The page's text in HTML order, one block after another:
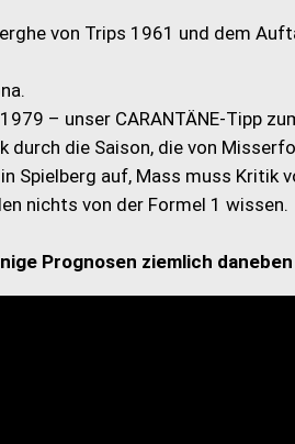
von Trips 1961 und dem
– unser CARANTÄNE-Tipp
durch die Saison, die von
Spielberg auf, Mass muss Kritik
nichts von der Formel 1 wissen.
Prognosen ziemlich